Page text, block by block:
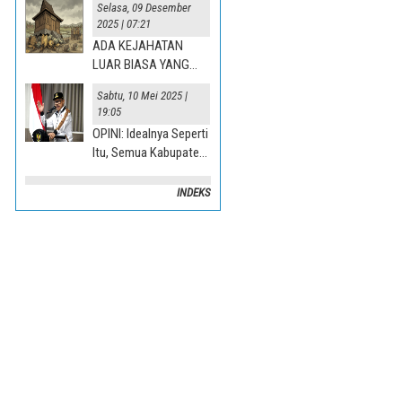
Selasa, 09 Desember
2025 | 07:21
ADA KEJAHATAN
LUAR BIASA YANG
Sabtu, 10 Mei 2025 |
19:05
OPINI: Idealnya Seperti
Itu, Semua Kabupaten
INDEKS